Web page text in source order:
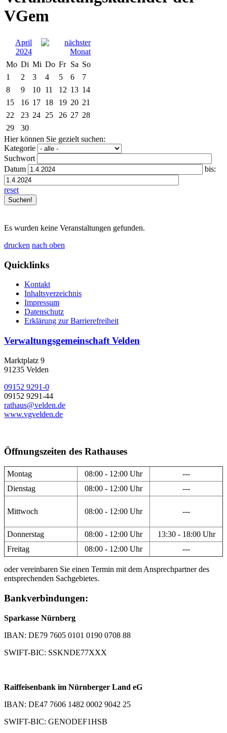
VGem
April
2024
Mo Di Mi Do Fr Sa So
1
2 3 4 5 6
7
8
9 10 11 12 13 14
15
16 17 18 19 20 21
22
23 24 25 26 27 28
29
30
Hier können Sie gezielt suchen:
Kategorie
Suchwort
Datum
bis:
reset
Es wurden keine Veranstaltungen gefunden.
drucken nach oben
Quicklinks
Kontakt
Inhaltsverzeichnis
Impressum
Datenschutz
Erklärung zur Barrierefreiheit
Verwaltungsgemeinschaft Velden
Marktplatz 9
91235 Velden
09152 9291-0
09152 9291-44
rathaus@velden.de
www.vgvelden.de
Öffnungszeiten des Rathauses
Montag 08:00 - 12:00 Uhr
---
Dienstag
08:00 - 12:00 Uhr ---
Mittwoch 08:00 - 12:00 Uhr ---
Donnerstag 08:00 - 12:00 Uhr
13:30 - 18:00 Uhr
Freitag
08:00 - 12:00 Uhr ---
oder vereinbaren Sie einen Termin mit dem Ansprechpartner des
entsprechenden Sachgebietes.
Bankverbindungen:
Sparkasse Nürnberg
IBAN: DE79 7605 0101 0190 0708 88
SWIFT-BIC: SSKNDE77XXX
Raiffeisenbank im Nürnberger Land eG
IBAN: DE47 7606 1482 0002 9042 25
SWIFT-BIC: GENODEF1HSB